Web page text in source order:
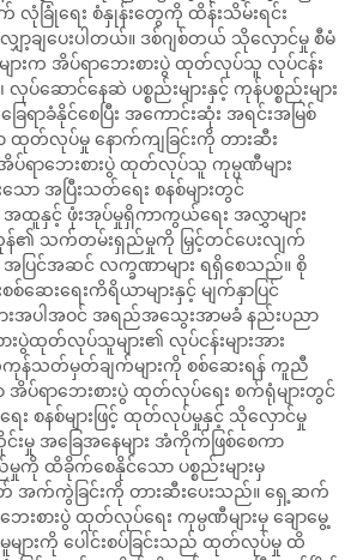
ခြုံရေး စံနှုန်းတွေကို ထိန်းသိမ်းရင်း
ချပေးပါတယ်။ ဒစ်ဂျစ်တယ် သိုလှောင်မှု စီမံ
ျားက အိပ်ရာဘေးစားပွဲ ထုတ်လုပ်သူ လုပ်ငန်း
၊ လုပ်ဆောင်နေဆဲ ပစ္စည်းများနှင့် ကုန်ပစ္စည်းများ
ေရာခံနိုင်စေပြီး အကောင်းဆုံး အရင်းအမြစ်
ထုတ်လုပ်မှု နောက်ကျခြင်းကို တားဆီး
ပ်ရာဘေးစားပွဲ ထုတ်လုပ်သူ ကုမ္ပဏီများ
ာ အပြီးသတ်ရေး စနစ်များတွင်
နှင့် ဖုံးအုပ်မှုရှိကာကွယ်ရေး အလွှာများ
၏ သက်တမ်းရှည်မှုကို မြှင့်တင်ပေးလျက်
ြင်အဆင် လက္ခဏာများ ရရှိစေသည်။ စို
စ်ဆေးရေးကိရိယာများနှင့် မျက်နှာပြင်
ားအပါအဝင် အရည်အသွေးအာမခံ နည်းပညာ
းပွဲထုတ်လုပ်သူများ၏ လုပ်ငန်းများအား
န်သတ်မှတ်ချက်များကို စစ်ဆေးရန် ကူညီ
ပ်ရာဘေးစားပွဲ ထုတ်လုပ်ရေး စက်ရုံများတွင်
ေး စနစ်များဖြင့် ထုတ်လုပ်မှုနှင့် သိုလှောင်မှု
းမှု အခြေအနေများ အံကိုက်ဖြစ်စေကာ
ခိုက်စေနိုင်သော ပစ္စည်းများမှ
တ် အက်ကွဲခြင်းကို တားဆီးပေးသည်။ ရှေ့ဆက်
းစားပွဲ ထုတ်လုပ်ရေး ကုမ္ပဏီများမှ ချောမွေ့
ျားကို ပေါင်းစပ်ခြင်းသည် ထုတ်လုပ်မှု ထိ